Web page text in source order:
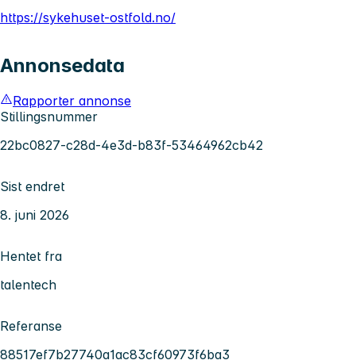
https://sykehuset-ostfold.no/
Annonsedata
Rapporter annonse
Stillingsnummer
22bc0827-c28d-4e3d-b83f-53464962cb42
Sist endret
8. juni 2026
Hentet fra
talentech
Referanse
88517ef7b27740a1ac83cf60973f6ba3